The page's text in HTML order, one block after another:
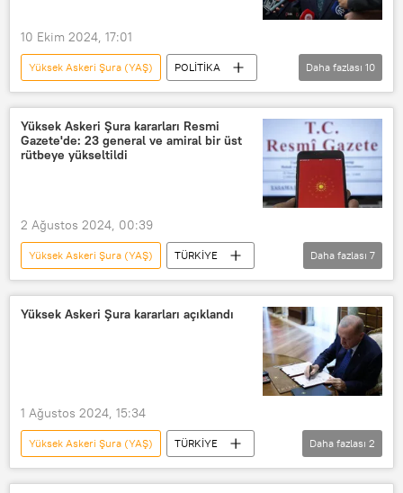
10 Ekim 2024, 17:01
Yüksek Askeri Şura (YAŞ)
POLİTİKA
Adalet Bakanlığı
Adalet bakanı
Yılmaz Tunç
Anayasa Mahkemesi (AYM)
Hakimler ve Savcılar Kurulu (HSK)
Recep Tayyip Erdoğan
Darbe
Anayasa
Daha fazlası 10
Yüksek Askeri Şura kararları Resmi
Gazete'de: 23 general ve amiral bir üst
rütbeye yükseltildi
2 Ağustos 2024, 00:39
Yüksek Askeri Şura (YAŞ)
TÜRKİYE
rütbe
yaş
YAŞ
Asker
General
general
Daha fazlası 7
Yüksek Askeri Şura kararları açıklandı
1 Ağustos 2024, 15:34
Yüksek Askeri Şura (YAŞ)
TÜRKİYE
Son dakika
Recep Tayyip Erdoğan
Daha fazlası 2